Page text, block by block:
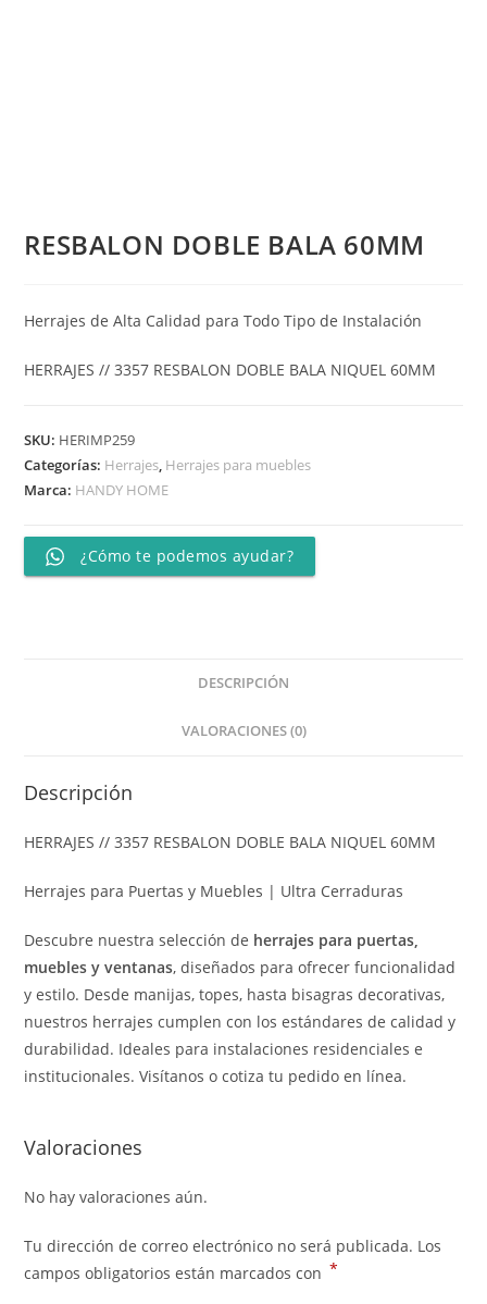
RESBALON DOBLE BALA 60MM
Herrajes de Alta Calidad para Todo Tipo de Instalación
HERRAJES // 3357 RESBALON DOBLE BALA NIQUEL 60MM
SKU: HERIMP259
Categorías: Herrajes, Herrajes para muebles
Marca: HANDY HOME
¿Cómo te podemos ayudar?
DESCRIPCIÓN
VALORACIONES (0)
Descripción
HERRAJES // 3357 RESBALON DOBLE BALA NIQUEL 60MM
Herrajes para Puertas y Muebles | Ultra Cerraduras
Descubre nuestra selección de herrajes para puertas,
muebles y ventanas, diseñados para ofrecer funcionalidad
y estilo. Desde manijas, topes, hasta bisagras decorativas,
nuestros herrajes cumplen con los estándares de calidad y
durabilidad. Ideales para instalaciones residenciales e
institucionales. Visítanos o cotiza tu pedido en línea.
Valoraciones
No hay valoraciones aún.
Tu dirección de correo electrónico no será publicada. Los
campos obligatorios están marcados con *